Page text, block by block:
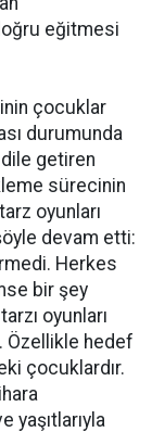
eğitmesi
çocuklar
durumunda
getiren
sürecinin
oyunları
devam etti:
Herkes
bir şey
oyunları
Özellikle hedef
çocuklardır.
yaşıtlarıyla